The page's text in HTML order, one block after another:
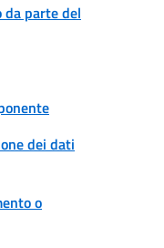
parte del
dei dati
o